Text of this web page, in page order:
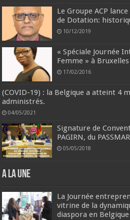
Le Groupe ACP
de Dotation:
10/12/2019
« Spéciale Journée
Femme » à Bruxelles
17/02/2016
(COVID-19) : la Belgique a atteint 4
administrés.
04/05/2021
Signature de
PAGIRN, du
05/05/2018
A la une
La Journée
vitrine de la
diaspora en Belgique